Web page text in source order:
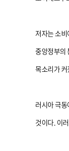
저자는 소비
중앙정부의
목소리가
러시아 극
것이다. 이